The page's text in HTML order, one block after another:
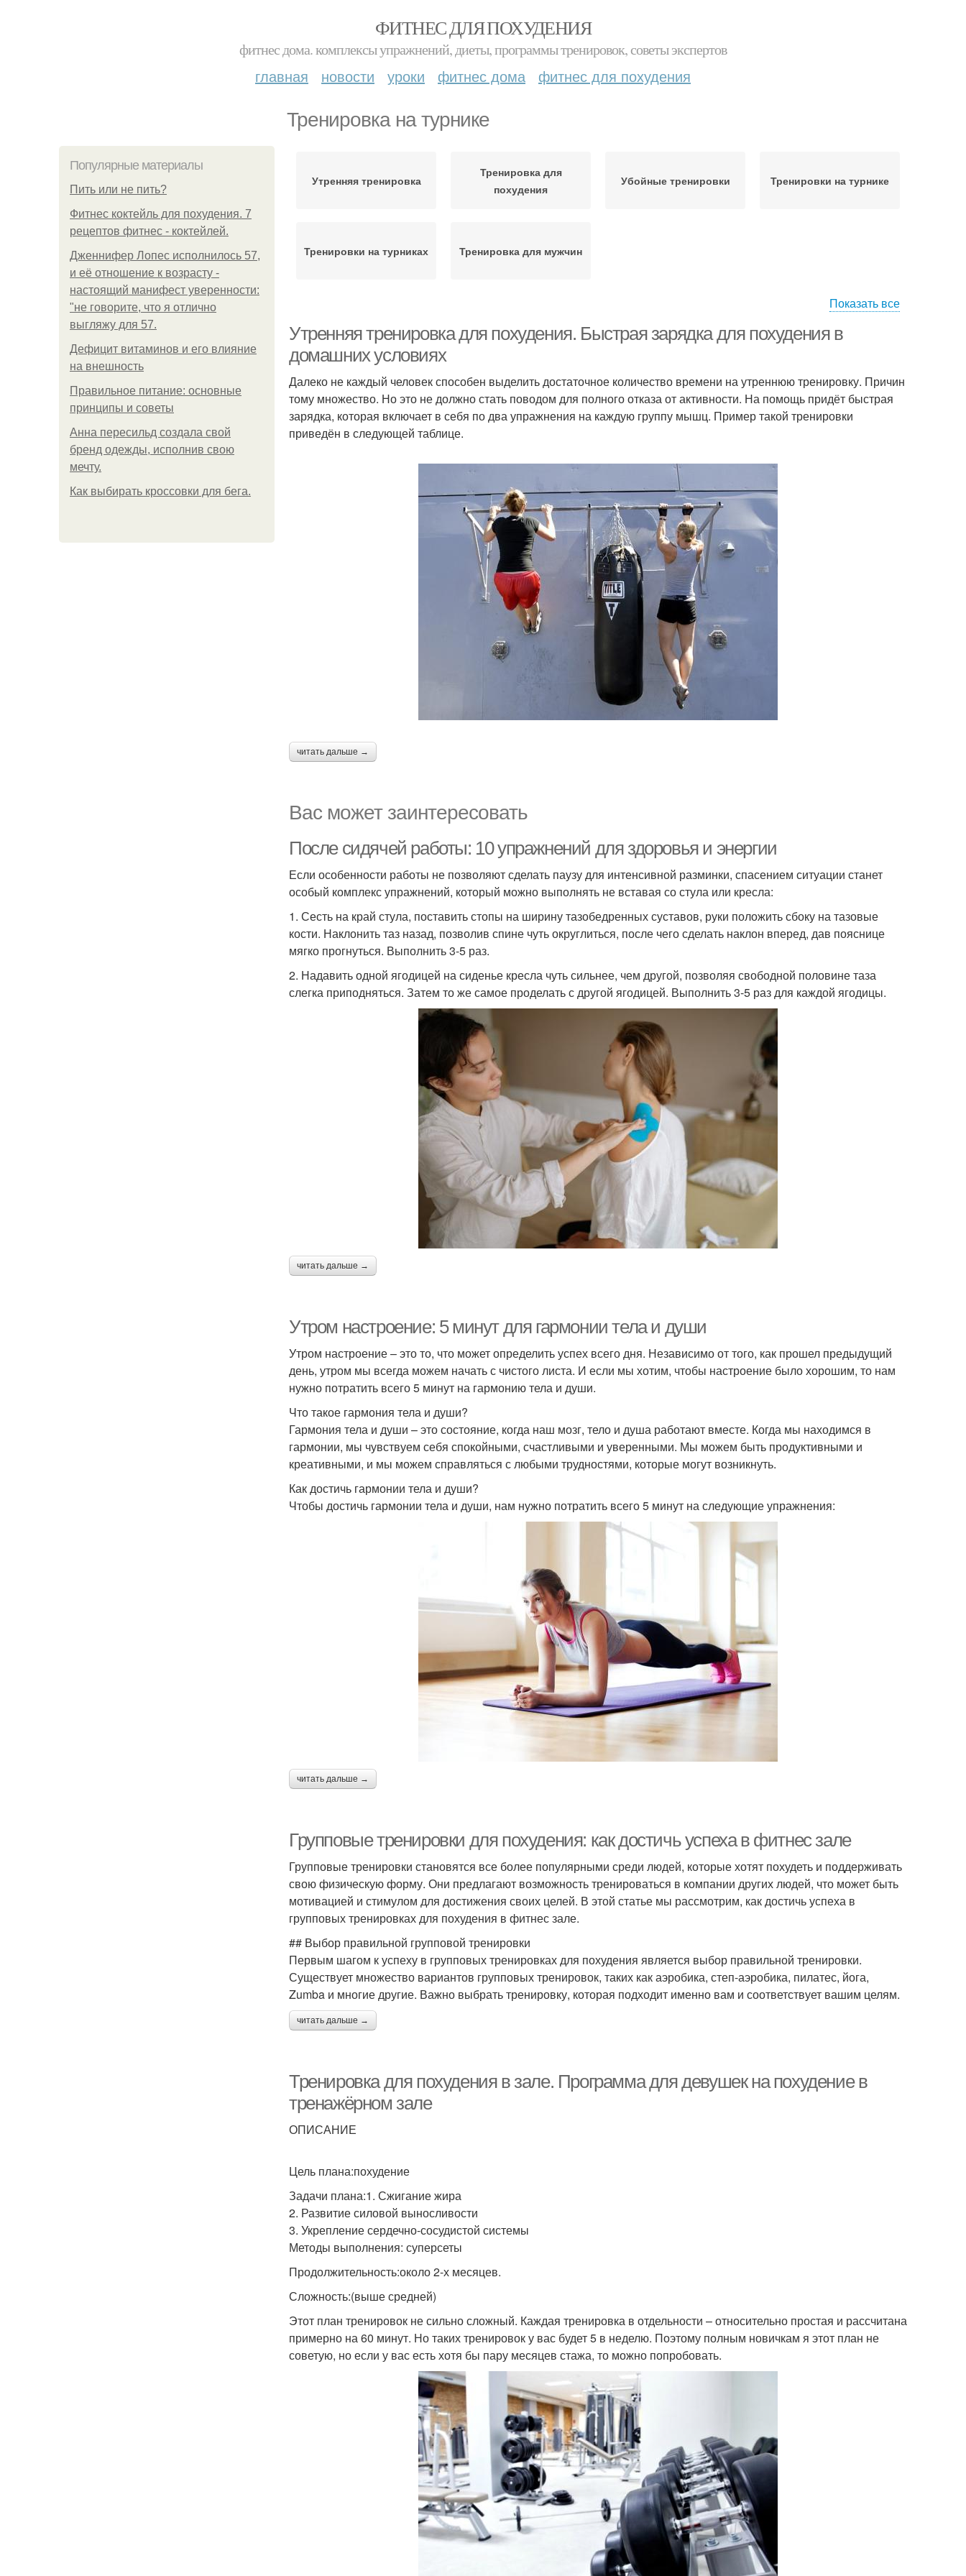
ФИТНЕС ДЛЯ ПОХУДЕНИЯ
фитнес дома. комплексы упражнений, диеты, программы тренировок, советы экспертов
главная новости уроки фитнес дома фитнес для похудения
Тренировка на турнике
Популярные материалы
Пить или не пить?
Фитнес коктейль для похудения. 7
рецептов фитнес - коктейлей.
Дженнифер Лопес исполнилось 57,
и её отношение к возрасту -
настоящий манифест уверенности:
"не говорите, что я отлично
выгляжу для 57.
Дефицит витаминов и его влияние
на внешность
Правильное питание: основные
принципы и советы
Анна пересильд создала свой
бренд одежды, исполнив свою
мечту.
Как выбирать кроссовки для бега.
Утренняя тренировка
Тренировка для
похудения
Убойные тренировки Тренировки на турнике
Тренировки на турниках Тренировка для мужчин
Показать все
Утренняя тренировка для похудения. Быстрая зарядка для похудения в
домашних условиях
Далеко не каждый человек способен выделить достаточное количество времени на утреннюю тренировку. Причин
тому множество. Но это не должно стать поводом для полного отказа от активности. На помощь придёт быстрая
зарядка, которая включает в себя по два упражнения на каждую группу мышц. Пример такой тренировки
приведён в следующей таблице.
читать дальше →
Вас может заинтересовать
После сидячей работы: 10 упражнений для здоровья и энергии
Если особенности работы не позволяют сделать паузу для интенсивной разминки, спасением ситуации станет
особый комплекс упражнений, который можно выполнять не вставая со стула или кресла:
1. Сесть на край стула, поставить стопы на ширину тазобедренных суставов, руки положить сбоку на тазовые
кости. Наклонить таз назад, позволив спине чуть округлиться, после чего сделать наклон вперед, дав пояснице
мягко прогнуться. Выполнить 3-5 раз.
2. Надавить одной ягодицей на сиденье кресла чуть сильнее, чем другой, позволяя свободной половине таза
слегка приподняться. Затем то же самое проделать с другой ягодицей. Выполнить 3-5 раз для каждой ягодицы.
читать дальше →
Утром настроение: 5 минут для гармонии тела и души
Утром настроение – это то, что может определить успех всего дня. Независимо от того, как прошел предыдущий
день, утром мы всегда можем начать с чистого листа. И если мы хотим, чтобы настроение было хорошим, то нам
нужно потратить всего 5 минут на гармонию тела и души.
Что такое гармония тела и души?
Гармония тела и души – это состояние, когда наш мозг, тело и душа работают вместе. Когда мы находимся в
гармонии, мы чувствуем себя спокойными, счастливыми и уверенными. Мы можем быть продуктивными и
креативными, и мы можем справляться с любыми трудностями, которые могут возникнуть.
Как достичь гармонии тела и души?
Чтобы достичь гармонии тела и души, нам нужно потратить всего 5 минут на следующие упражнения:
читать дальше →
Групповые тренировки для похудения: как достичь успеха в фитнес зале
Групповые тренировки становятся все более популярными среди людей, которые хотят похудеть и поддерживать
свою физическую форму. Они предлагают возможность тренироваться в компании других людей, что может быть
мотивацией и стимулом для достижения своих целей. В этой статье мы рассмотрим, как достичь успеха в
групповых тренировках для похудения в фитнес зале.
## Выбор правильной групповой тренировки
Первым шагом к успеху в групповых тренировках для похудения является выбор правильной тренировки.
Существует множество вариантов групповых тренировок, таких как аэробика, степ-аэробика, пилатес, йога,
Zumba и многие другие. Важно выбрать тренировку, которая подходит именно вам и соответствует вашим целям.
читать дальше →
Тренировка для похудения в зале. Программа для девушек на похудение в
тренажёрном зале
ОПИСАНИЕ
Цель плана:похудение
Задачи плана:1. Сжигание жира
2. Развитие силовой выносливости
3. Укрепление сердечно-сосудистой системы
Методы выполнения: суперсеты
Продолжительность:около 2-х месяцев.
Сложность:(выше средней)
Этот план тренировок не сильно сложный. Каждая тренировка в отдельности – относительно простая и рассчитана
примерно на 60 минут. Но таких тренировок у вас будет 5 в неделю. Поэтому полным новичкам я этот план не
советую, но если у вас есть хотя бы пару месяцев стажа, то можно попробовать.